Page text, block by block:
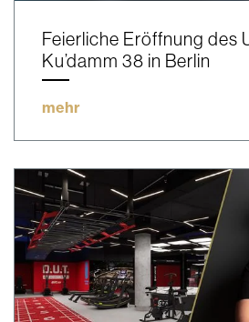
Feierliche Eröffnung des
Ku’damm 38 in Berlin
mehr